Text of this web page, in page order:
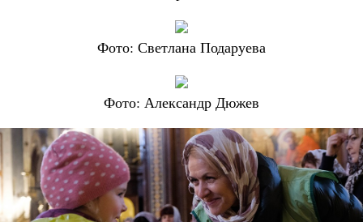
Фото: Светлана Подаруева
Фото: Александр Дюжев